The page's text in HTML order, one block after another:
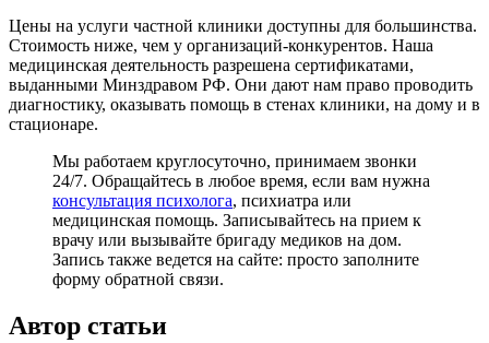
Цены на услуги частной клиники доступны для большинства.
Стоимость ниже, чем у организаций-конкурентов. Наша
медицинская деятельность разрешена сертификатами,
выданными Минздравом РФ. Они дают нам право проводить
диагностику, оказывать помощь в стенах клиники, на дому и в
стационаре.
Мы работаем круглосуточно, принимаем звонки
24/7. Обращайтесь в любое время, если вам нужна
консультация психолога, психиатра или
медицинская помощь. Записывайтесь на прием к
врачу или вызывайте бригаду медиков на дом.
Запись также ведется на сайте: просто заполните
форму обратной связи.
Автор статьи